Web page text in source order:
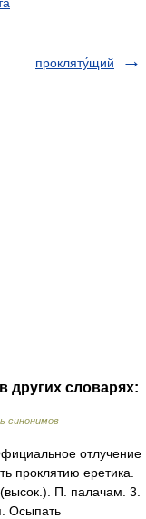
прокляту́щий
других словарях:
синонимов
отлучение
проклятию еретика.
П. палачам. 3.
Осыпать